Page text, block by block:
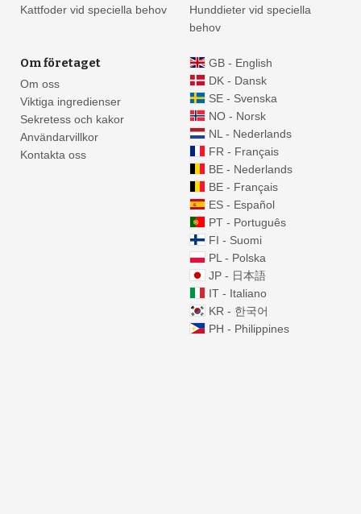
Kattfoder vid speciella behov
Hunddieter vid speciella
behov
Om företaget
Om oss
Viktiga ingredienser
Sekretess och kakor
Användarvillkor
Kontakta oss
GB - English
DK - Dansk
SE - Svenska
NO - Norsk
NL - Nederlands
FR - Français
BE - Nederlands
BE - Français
ES - Español
PT - Português
FI - Suomi
PL - Polska
JP - 日本語
IT - Italiano
KR - 한국어
PH - Philippines